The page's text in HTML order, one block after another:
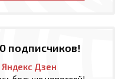
подписчиков!
Яндекс Дзен